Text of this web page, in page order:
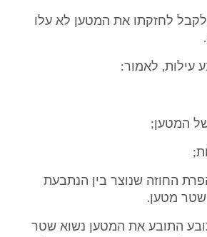
לחזקתו את המטען לא עלו
עילות, לאמור:
המטען;
החוזה שנוצר בין הנתבעת
התובע את המטען נשוא שטר